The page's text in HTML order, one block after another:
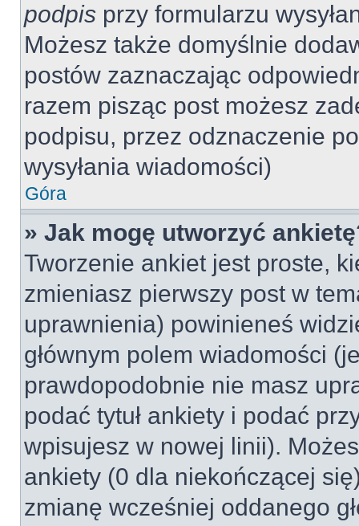
podpis przy formularzu
Możesz także domyślnie
postów zaznaczając
razem pisząc post możesz
podpisu, przez odznaczenie
wysyłania wiadomości)
Góra
» Jak mogę utworzyć
Tworzenie ankiet jest proste,
zmieniasz pierwszy post w
uprawnienia) powinieneś
głównym polem wiadomości
prawdopodobnie nie masz
podać tytuł ankiety i podać
wpisujesz w nowej linii).
ankiety (0 dla niekończącej
zmianę wcześniej oddanego